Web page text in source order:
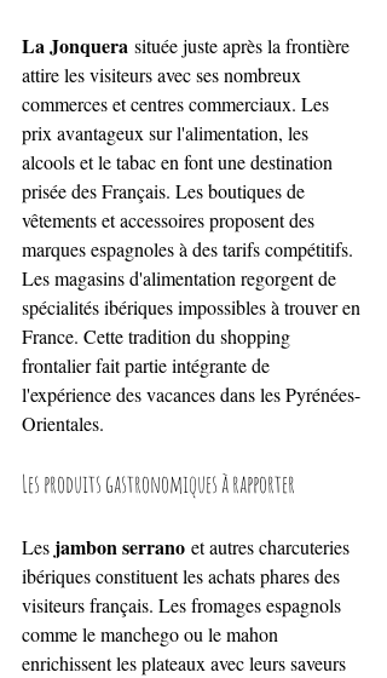
La Jonquera située juste après la frontière
attire les visiteurs avec ses nombreux
commerces et centres commerciaux. Les
prix avantageux sur l'alimentation, les
alcools et le tabac en font une destination
prisée des Français. Les boutiques de
vêtements et accessoires proposent des
marques espagnoles à des tarifs compétitifs.
Les magasins d'alimentation regorgent de
spécialités ibériques impossibles à trouver en
France. Cette tradition du shopping
frontalier fait partie intégrante de
l'expérience des vacances dans les Pyrénées-
Orientales.
Les produits gastronomiques à rapporter
Les jambon serrano et autres charcuteries
ibériques constituent les achats phares des
visiteurs français. Les fromages espagnols
comme le manchego ou le mahon
enrichissent les plateaux avec leurs saveurs